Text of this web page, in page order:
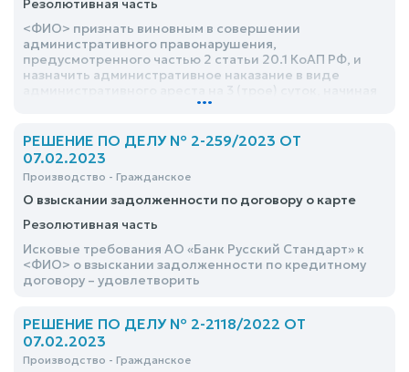
Резолютивная часть
<ФИО> признать виновным в совершении
административного правонарушения,
предусмотренного частью 2 статьи 20.1 КоАП РФ, и
назначить административное наказание в виде
исчислять с 19 часов 10 минут 06.02.2023
...
РЕШЕНИЕ ПО ДЕЛУ № 2-259/2023 ОТ
07.02.2023
Производство - Гражданское
О взыскании задолженности по договору о карте
Резолютивная часть
Исковые требования АО «Банк Русский Стандарт» к
<ФИО> о взыскании задолженности по кредитному
договору – удовлетворить
РЕШЕНИЕ ПО ДЕЛУ № 2-2118/2022 ОТ
07.02.2023
Производство - Гражданское